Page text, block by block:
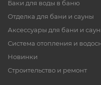
Баки для воды в баню
Отделка для бани и сауны
Аксессуары для бани и
Система отопления и
Новинки
Строительство и ремонт